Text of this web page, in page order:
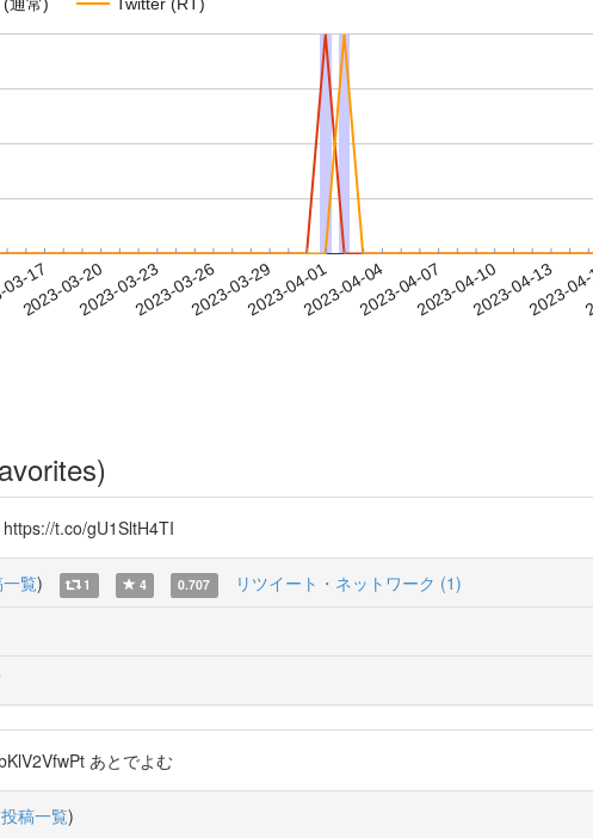
通常) Twitter (RT)
17
2023-03-202023-03-232023-03-262023-03-292023-04-012023-04-042023-04-072023-04-102023-04-13
2023-
t.co/gU1SltH4TI
覧) 1 4 0.707 リツイート・ネットワーク (1)
あとでよむ
投稿一覧)